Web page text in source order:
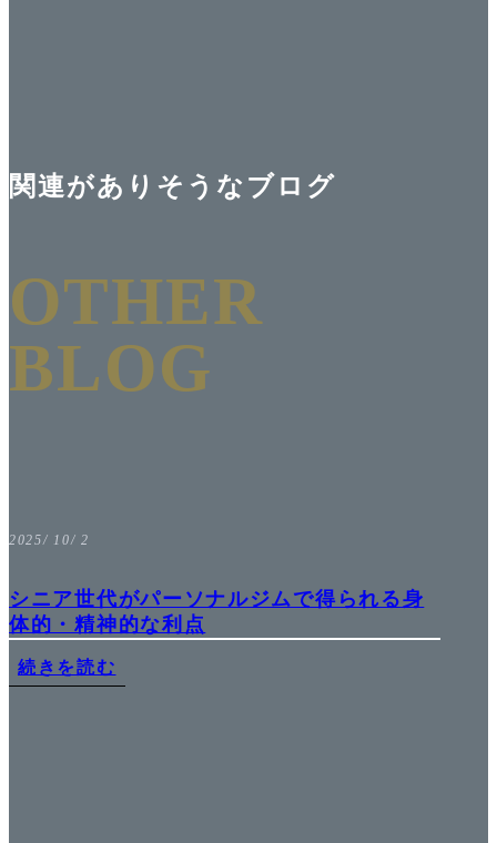
関連がありそうなブログ
OTHER
BLOG
2025/ 10/ 2
シニア世代がパーソナルジムで得られる身
体的・精神的な利点
続きを読む